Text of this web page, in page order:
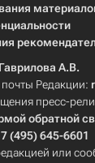
Гаврилова А.В.
Редакции:
пресс-
обратной
7 (495) 645-6601
или